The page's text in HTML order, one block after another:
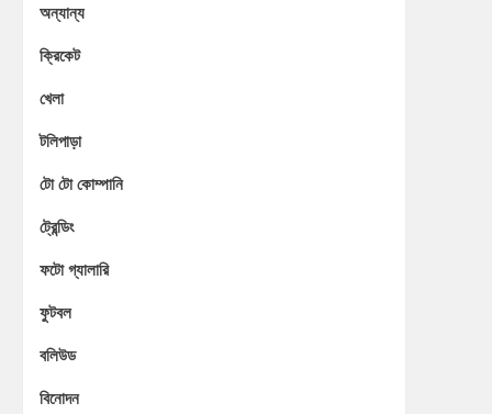
অন্যান্য
ক্রিকেট
খেলা
টলিপাড়া
টো টো কোম্পানি
ট্রেন্ডিং
ফটো গ্যালারি
ফুটবল
বলিউড
বিনোদন